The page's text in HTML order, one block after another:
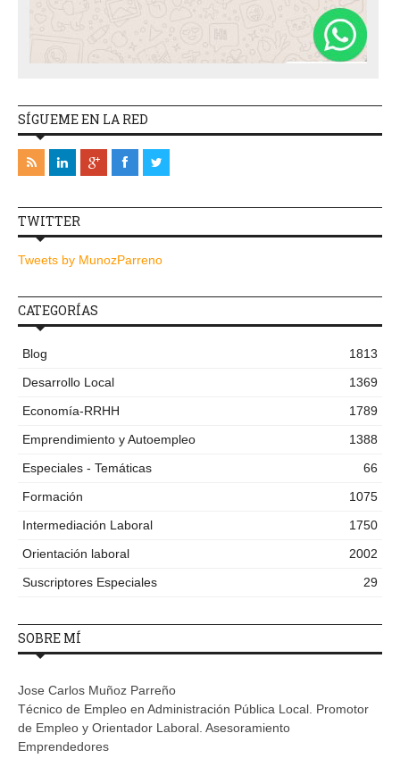
SÍGUEME EN LA RED
TWITTER
Tweets by MunozParreno
CATEGORÍAS
Blog
1813
Desarrollo Local
1369
Economía-RRHH
1789
Emprendimiento y Autoempleo
1388
Especiales - Temáticas
66
Formación
1075
Intermediación Laboral
1750
Orientación laboral
2002
Suscriptores Especiales
29
SOBRE MÍ
Jose Carlos Muñoz Parreño
Técnico de Empleo en Administración Pública Local. Promotor
de Empleo y Orientador Laboral. Asesoramiento
Emprendedores